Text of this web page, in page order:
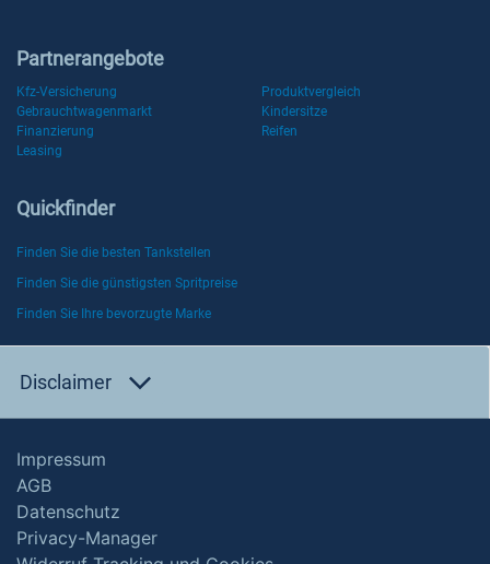
Partnerangebote
Kfz-Versicherung
Produktvergleich
Gebrauchtwagenmarkt
Kindersitze
Finanzierung
Reifen
Leasing
Quickfinder
Finden Sie die besten Tankstellen
Finden Sie die günstigsten Spritpreise
Finden Sie Ihre bevorzugte Marke
Disclaimer
Impressum
AGB
Datenschutz
Privacy-Manager